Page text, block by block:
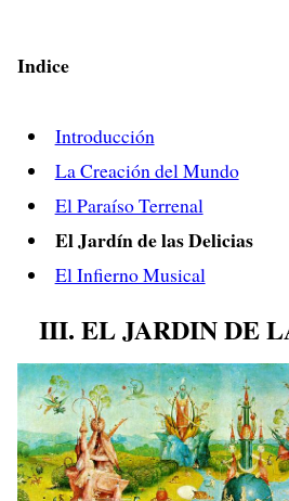
Indice
Introducción
La Creación del Mundo
El Paraíso Terrenal
El Jardín de las Delicias
El Infierno Musical
III. EL JARDIN DE